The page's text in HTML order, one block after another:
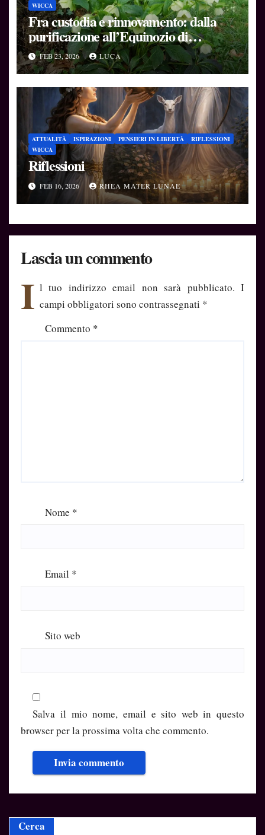
WICCA
Fra custodia e rinnovamento: dalla
purificazione all’Equinozio di
Primavera
FEB 23, 2026 LUCA
ATTUALITÀ ISPIRAZIONI PENSIERI IN LIBERTÀ
RIFLESSIONI
WICCA
Riflessioni
FEB 16, 2026 RHEA MATER LUNAE
Lascia un commento
I l tuo indirizzo email non sarà pubblicato. I
campi obbligatori sono contrassegnati *
Commento *
Nome *
Email *
Sito web
Salva il mio nome, email e sito web in questo
browser per la prossima volta che commento.
Cerca